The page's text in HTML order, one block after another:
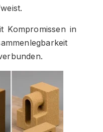
in